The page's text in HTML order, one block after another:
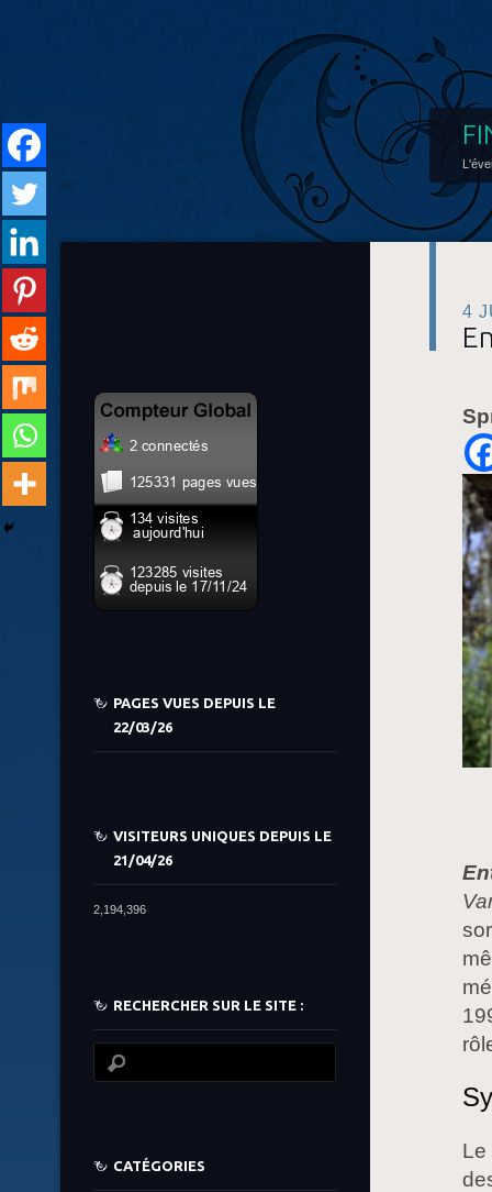
4
Le
PAGES VUES DEPUIS LE
22/03/26
VISITEURS UNIQUES DEPUIS LE
21/04/26
2,194,396
RECHERCHER SUR LE SITE :
CATÉGORIES